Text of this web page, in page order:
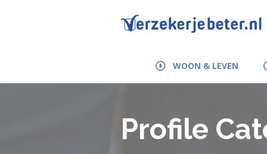
WOON & LEVEN
Profile